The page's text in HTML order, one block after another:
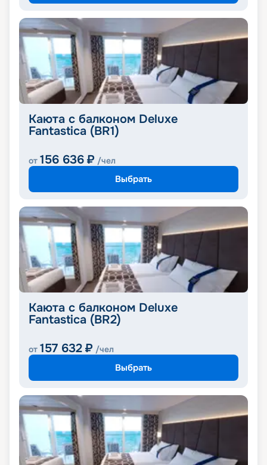
Каюта с балконом Deluxe
Fantastica (BR1)
от 156 636 ₽ /чел
Выбрать
Каюта с балконом Deluxe
Fantastica (BR2)
от 157 632 ₽ /чел
Выбрать